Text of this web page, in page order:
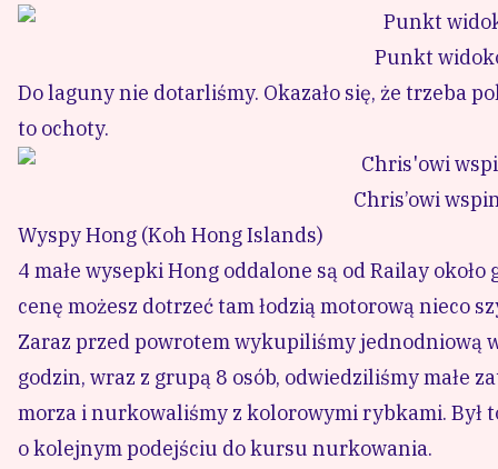
Punkt
Do laguny nie dotarliśmy. Okazało się, że trzeba
to ochoty.
Chris’owi
Wyspy Hong (Koh Hong Islands)
4 małe wysepki Hong oddalone są od Railay
cenę możesz dotrzeć tam łodzią motorową nieco
Zaraz przed powrotem wykupiliśmy jednodniową
godzin, wraz z grupą 8 osób, odwiedziliśmy małe
morza i nurkowaliśmy z kolorowymi rybkami. Był
o kolejnym podejściu do kursu nurkowania.